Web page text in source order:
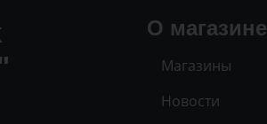
О магазине
Магазины
Новости